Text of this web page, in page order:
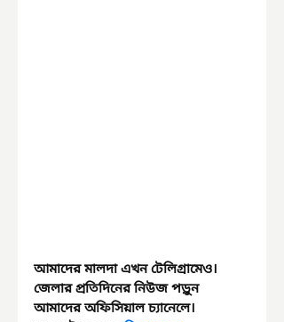
আমাদের মালদা এখন টেলিগ্রামেও।
জেলার প্রতিদিনের নিউজ পড়ুন
আমাদের অফিসিয়াল চ্যানেলে।